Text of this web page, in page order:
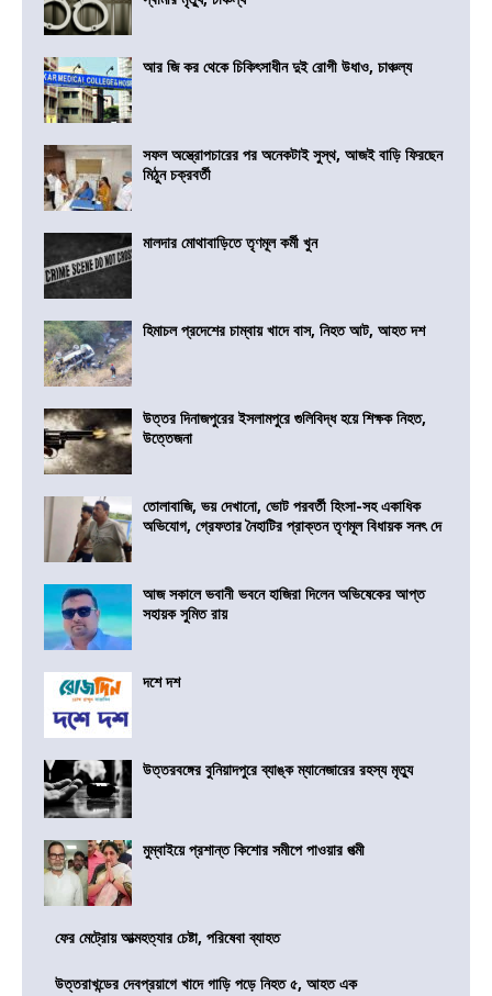
আর জি কর থেকে চিকিৎসাধীন দুই রোগী উধাও, চাঞ্চল্য
সফল অস্ত্রোপচারের পর অনেকটাই সুস্থ, আজই বাড়ি ফিরছেন
মিঠুন চক্রবর্তী
মালদার মোথাবাড়িতে তৃণমূল কর্মী খুন
হিমাচল প্রদেশের চাম্বায় খাদে বাস, নিহত আট, আহত দশ
উত্তর দিনাজপুরের ইসলামপুরে গুলিবিদ্ধ হয়ে শিক্ষক নিহত,
উত্তেজনা
তোলাবাজি, ভয় দেখানো, ভোট পরবর্তী হিংসা-সহ একাধিক
অভিযোগ, গ্রেফতার নৈহাটির প্রাক্তন তৃণমূল বিধায়ক সনৎ দে
আজ সকালে ভবানী ভবনে হাজিরা দিলেন অভিষেকের আপ্ত
সহায়ক সুমিত রায়
দশে দশ
উত্তরবঙ্গের বুনিয়াদপুরে ব্যাঙ্ক ম্যানেজারের রহস্য মৃত্যু
মুম্বাইয়ে প্রশান্ত কিশোর সমীপে পাওয়ার পত্মী
ফের মেট্রোয় আত্মহত্যার চেষ্টা, পরিষেবা ব্যাহত
উত্তরাখন্ডের দেবপ্রয়াগে খাদে গাড়ি পড়ে নিহত ৫, আহত এক